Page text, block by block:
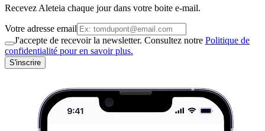
Recevez Aleteia chaque jour dans votre boite e-mail.
Votre adresse email
J'accepte de recevoir la newsletter. Consultez notre Politique de
confidentialité pour en savoir plus.
S'inscrire